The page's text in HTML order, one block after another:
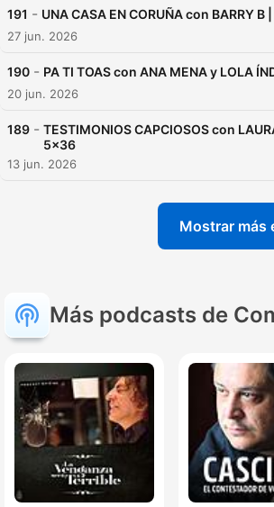
191 - UNA CASA EN CORUÑA con BARRY
27 jun. 2026
190 - PA TI TOAS con ANA MENA y LOLA
20 jun. 2026
189 - TESTIMONIOS CAPCIOSOS con
5x36
13 jun. 2026
Mostrar más
Más podcasts de